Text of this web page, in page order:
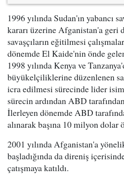
1996 yılında Sudan'ın yabancı
kararı üzerine Afganistan'a geri
savaşçıların eğitilmesi
dönemde El Kaide'nin önde
1998 yılında Kenya ve
büyükelçiliklerine düzenlenen
icra edilmesi sürecinde lider
sürecin ardından ABD
İlerleyen dönemde ABD
alınarak başına 10 milyon dolar
2001 yılında Afganistan'a
başladığında da direniş
çatışmaya katıldı.